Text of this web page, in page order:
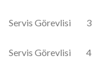
Servis Görevlisi 3
Servis Görevlisi 4